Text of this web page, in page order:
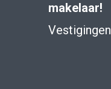
makelaar!
Vestigingen